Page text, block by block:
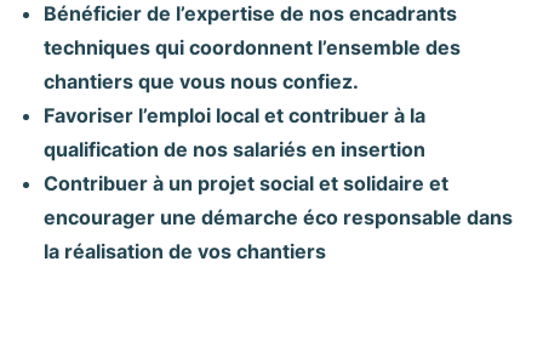
Bénéficier de l’expertise de nos encadrants
techniques qui coordonnent l’ensemble des
chantiers que vous nous confiez.
Favoriser l’emploi local et contribuer à la
qualification de nos salariés en insertion
Contribuer à un projet social et solidaire et
encourager une démarche éco responsable dans
la réalisation de vos chantiers